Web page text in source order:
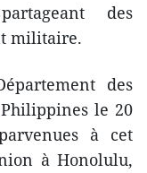
des
militaire.
des
le 20
à cet
à Honolulu,